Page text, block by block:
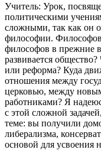
Учитель: Урок,
политическими
сложными, так как он
философии.
философов в прежние
развивается
или реформа? Куда
отношения между
церковью, между
работниками? Я
с этой сложной
теме: вы получили
либерализма,
основой для усвоения